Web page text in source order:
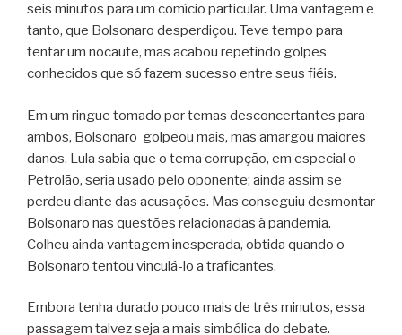
seis minutos para um comício particular. Uma vantagem e
tanto, que Bolsonaro desperdiçou. Teve tempo para
tentar um nocaute, mas acabou repetindo golpes
conhecidos que só fazem sucesso entre seus fiéis.
Em um ringue tomado por temas desconcertantes para
ambos, Bolsonaro golpeou mais, mas amargou maiores
danos. Lula sabia que o tema corrupção, em especial o
Petrolão, seria usado pelo oponente; ainda assim se
perdeu diante das acusações. Mas conseguiu desmontar
Bolsonaro nas questões relacionadas à pandemia.
Colheu ainda vantagem inesperada, obtida quando o
Bolsonaro tentou vinculá-lo a traficantes.
Embora tenha durado pouco mais de três minutos, essa
passagem talvez seja a mais simbólica do debate.